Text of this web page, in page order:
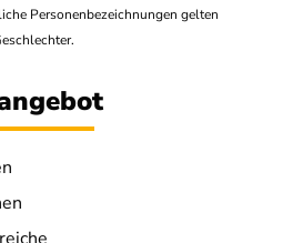
Personenbezeichnungen gelten